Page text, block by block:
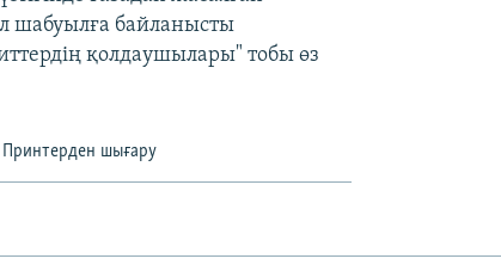
шабуылға байланысты
қолдаушылары" тобы өз
Принтерден шығару